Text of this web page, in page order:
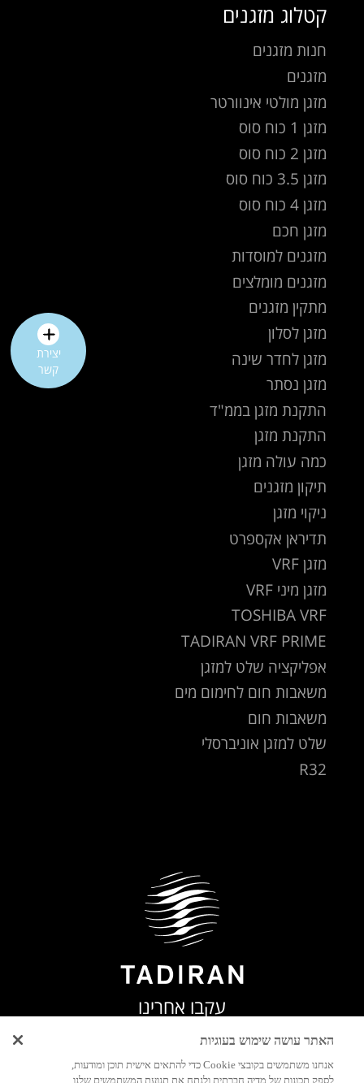
קטלוג מזגנים
חנות מזגנים
מזגנים
מזגן מולטי אינוורטר
מזגן 1 כוח סוס
מזגן 2 כוח סוס
מזגן 3.5 כוח סוס
מזגן 4 כוח סוס
מזגן חכם
מזגנים למוסדות
מזגנים מומלצים
מתקין מזגנים
מזגן לסלון
מזגן לחדר שינה
מזגן נסתר
התקנת מזגן בממ"ד
התקנת מזגן
כמה עולה מזגן
תיקון מזגנים
ניקוי מזגן
תדיראן אקספרט
מזגן VRF
מזגן מיני VRF
TOSHIBA VRF
TADIRAN VRF PRIME
אפליקציה שלט למזגן
משאבות חום לחימום מים
משאבות חום
שלט למזגן אוניברסלי
R32
עקבו אחרינו
יצירת
קשר
האתר עושה שימוש בעוגיות
אנחנו משתמשים בקובצי Cookie כדי להתאים אישית תוכן ומודעות,
לספק תכונות של מדיה חברתית ולנתח את תנועת המשתמשים שלנו.